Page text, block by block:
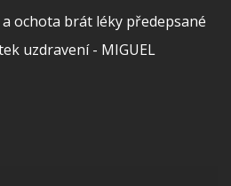
ochota brát léky předepsané
uzdravení - MIGUEL